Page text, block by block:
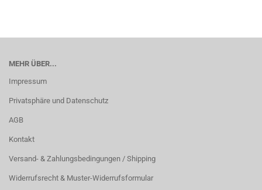
MEHR ÜBER...
Impressum
Privatsphäre und Datenschutz
AGB
Kontakt
Versand- & Zahlungsbedingungen / Shipping
Widerrufsrecht & Muster-Widerrufsformular